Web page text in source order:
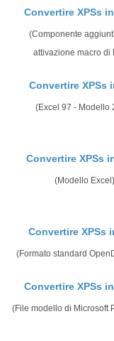
Convertire XPSs
(Componente
attivazione macro di
Convertire XPSs
(Excel 97 - Modello
Convertire XPSs
(Modello Excel)
Convertire XPSs
(Formato standard
Convertire XPSs
(File modello di Microsoft